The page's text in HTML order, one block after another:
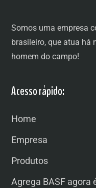
Somos uma empresa
brasileiro, que atua há
homem do campo!
Acesso rápido:
Home
Empresa
Produtos
Agrega BASF agora